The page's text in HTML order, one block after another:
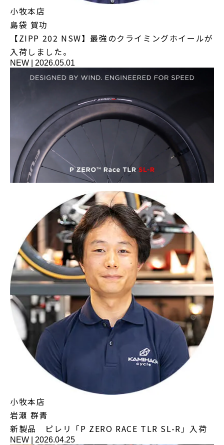
小牧本店
島袋 賀功
【ZIPP 202 NSW】最強のクライミングホイールが
入荷しました。
NEW 2026.05.01
小牧本店
岩瀬 群青
新製品 ピレリ「P ZERO RACE TLR SL-R」入荷
NEW 2026.04.25